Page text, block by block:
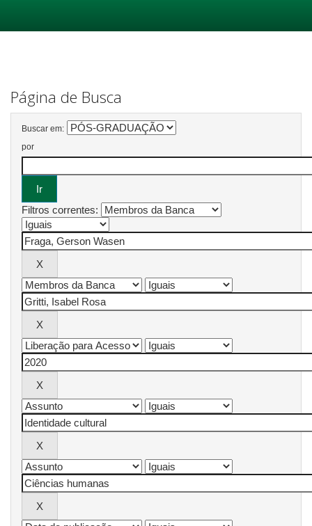
Página de Busca
Buscar em:
por
Filtros correntes: